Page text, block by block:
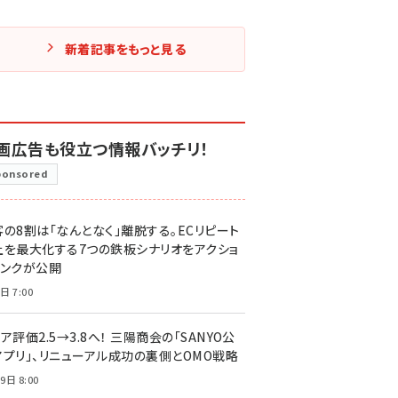
新着記事をもっと見る
広告も役立つ情報バッチリ！
8割は「なんとなく」離脱する。ECリピート
最大化する7つの鉄板シナリオをアクショ
クが公開
7:00
評価2.5→3.8へ！ 三陽商会の「SANYO公
リ」、リニューアル成功の裏側とOMO戦略
日 8:00